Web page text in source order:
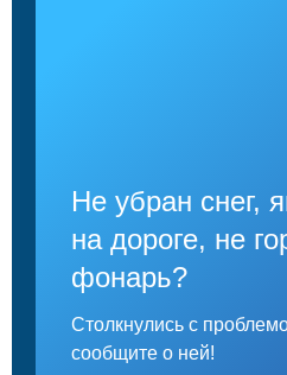
Не убран снег,
на дороге, не
фонарь?
Столкнулись с
сообщите о ней!